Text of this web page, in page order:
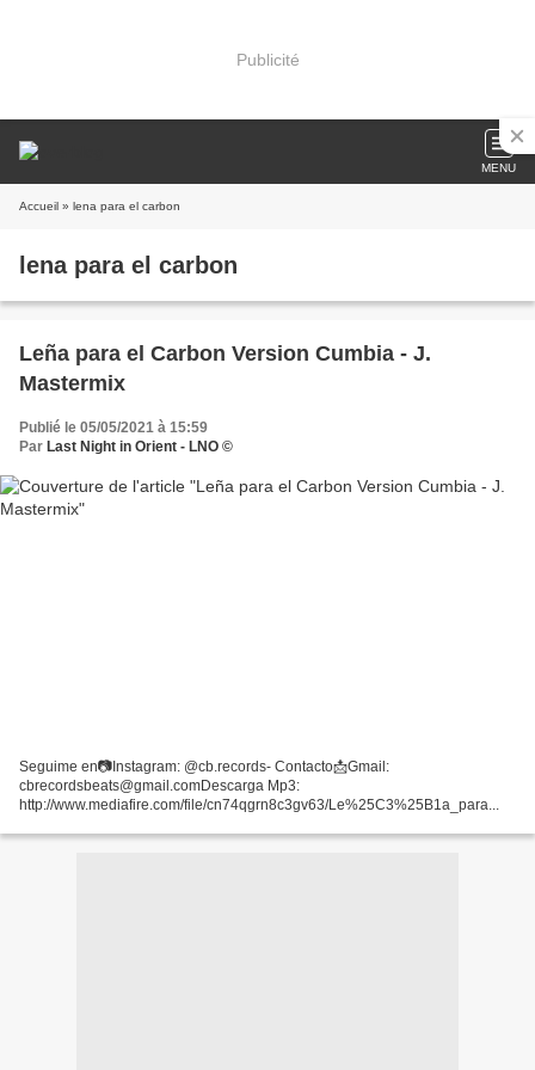
Publicité
MENU
Accueil » lena para el carbon
lena para el carbon
Leña para el Carbon Version Cumbia - J.
Mastermix
Publié le 05/05/2021 à 15:59
Par Last Night in Orient - LNO ©
Seguime en📷Instagram: @cb.records- Contacto📩Gmail:
cbrecordsbeats@gmail.comDescarga Mp3:
http://www.mediafire.com/file/cn74qgrn8c3gv63/Le%25C3%25B1a_para...